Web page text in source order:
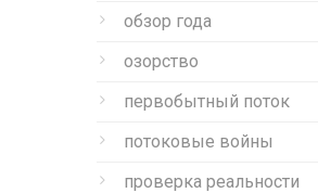
обзор года
озорство
первобытный поток
потоковые войны
проверка реальности